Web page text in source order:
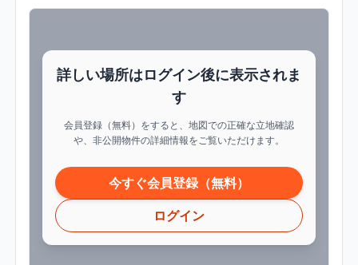
詳しい場所はログイン後に表示されま
す
会員登録（無料）をすると、地図での正確な立地確認
や、非公開物件の詳細情報をご覧いただけます。
今すぐ会員登録（無料）
ログイン